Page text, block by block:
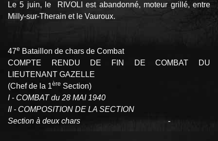
Le 5 juin, le RIVOLI est abandonné, moteur grillé, entre
Milly-sur-Therain et le Vauroux.
47e Bataillon de chars de Combat
COMPTE RENDU DE FIN DE COMBAT DU
LIEUTENANT GAZELLE
(Chef de la 1ère Section)
I - COMBAT du 28 MAI 1940
II - COMPOSITION DE LA SECTION
Section à deux chars -